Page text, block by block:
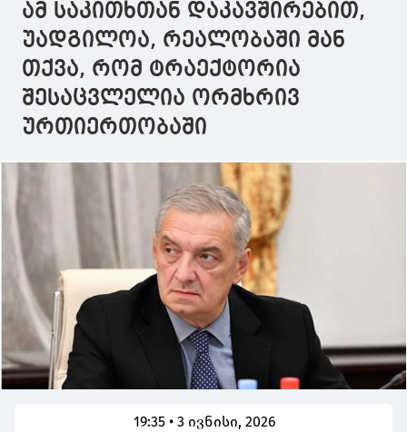
ამ საკითხთან დაკავშირებით,
უადგილოა, რეალობაში მან
თქვა, რომ ტრაექტორია
შესაცვლელია ორმხრივ
ურთიერთობაში
19:35 • 3 ივნისი, 2026